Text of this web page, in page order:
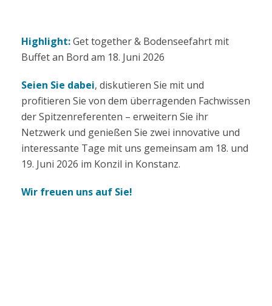
Highlight:Get together & Bodenseefahrt mit
Buffet an Bord am 18. Juni 2026
Seien Sie dabei, diskutieren Sie mit und
profitieren Sie von dem überragenden Fachwissen
der Spitzenreferenten – erweitern Sie ihr
Netzwerk und genießen Sie zwei innovative und
interessante Tage mit uns gemeinsam am 18. und
19. Juni 2026 im Konzil in Konstanz.
Wir freuen uns auf Sie!